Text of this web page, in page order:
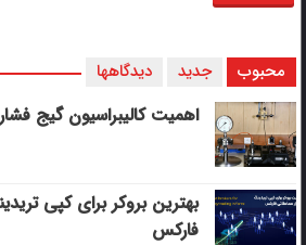
محبوب جدید دیدگاهها
اهمیت کالیبراسیون گیج فشار
بهترین بروکر برای کپی‌
فارکس